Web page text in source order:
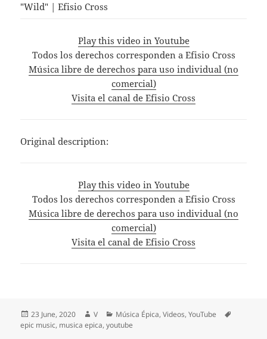
"Wild" | Efisio Cross
Play this video in Youtube
Todos los derechos corresponden a Efisio Cross
Música libre de derechos para uso individual (no
comercial)
Visita el canal de Efisio Cross
Original description:
Play this video in Youtube
Todos los derechos corresponden a Efisio Cross
Música libre de derechos para uso individual (no
comercial)
Visita el canal de Efisio Cross
Posted
on
23 June, 2020 Author
V Categories
Música Épica,Videos,YouTube
epic music, musica epica,youtube